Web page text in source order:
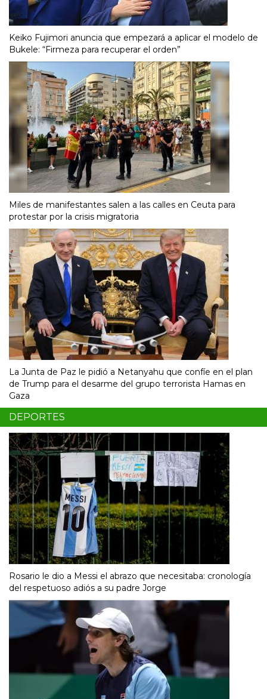
Keiko Fujimori anuncia que empezará a aplicar el modelo de
Bukele: “Firmeza para recuperar el orden”
Miles de manifestantes salen a las calles en Ceuta para
protestar por la crisis migratoria
La Junta de Paz le pidió a Netanyahu que confíe en el plan
de Trump para el desarme del grupo terrorista Hamas en
Gaza
DEPORTES
Rosario le dio a Messi el abrazo que necesitaba: cronología
del respetuoso adiós a su padre Jorge